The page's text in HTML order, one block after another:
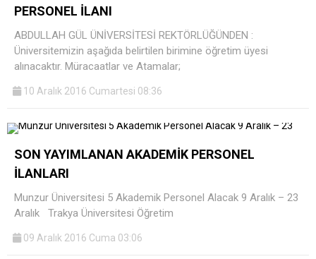
PERSONEL İLANI
ABDULLAH GÜL ÜNİVERSİTESİ REKTÖRLÜĞÜNDEN :
Üniversitemizin aşağıda belirtilen birimine öğretim üyesi
alınacaktır. Müracaatlar ve Atamalar;
10 Aralık 2016 Cumartesi 08:36
SON YAYIMLANAN AKADEMİK PERSONEL
İLANLARI
Munzur Üniversitesi 5 Akademik Personel Alacak 9 Aralık – 23
Aralık Trakya Üniversitesi Öğretim
09 Aralık 2016 Cuma 03:06